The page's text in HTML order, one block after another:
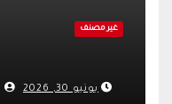
غير مصنف
يونيو 30, 2026